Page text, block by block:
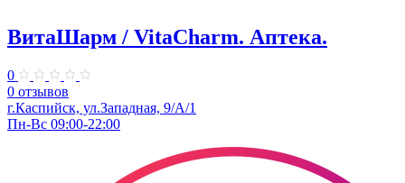
ВитаШарм / VitaCharm. Аптека.
0
0 отзывов
г.Каспийск, ​ул.​Западная, 9/А/1
Пн-Вс 09:00-22:00